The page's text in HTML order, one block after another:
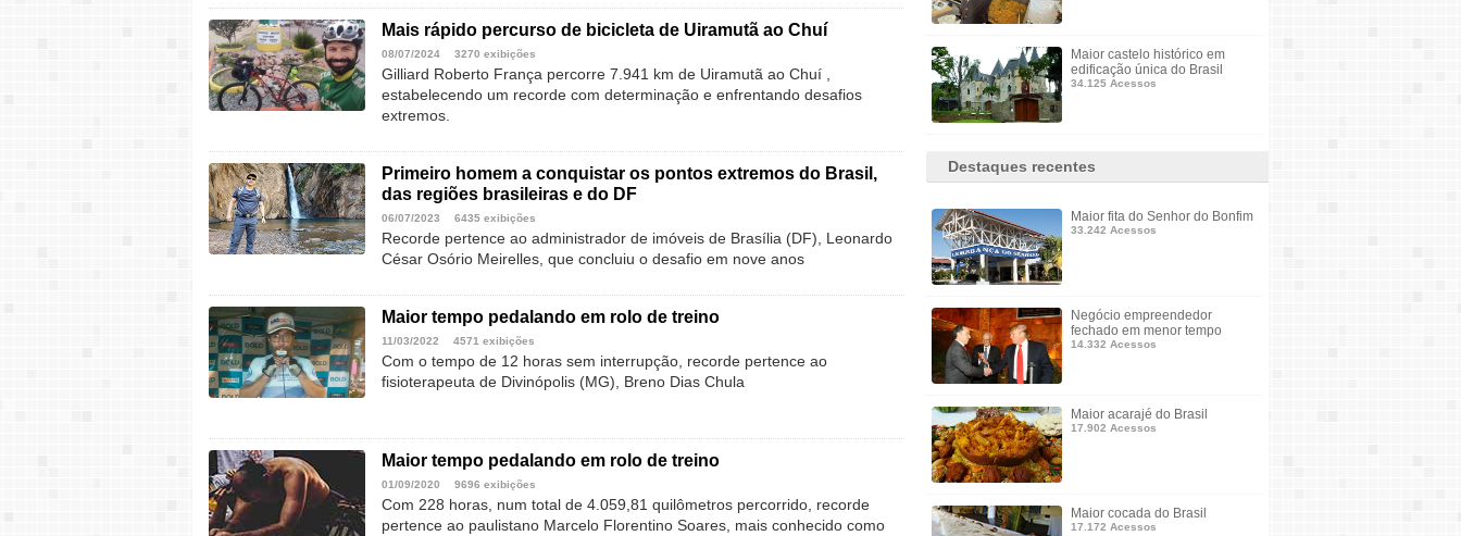
Mais rápido percurso de bicicleta de Uiramutã ao Chuí
08/07/2024 3270 exibições
Gilliard Roberto França percorre 7.941 km de Uiramutã ao Chuí ,
estabelecendo um recorde com determinação e enfrentando desafios
extremos.
Primeiro homem a conquistar os pontos extremos do Brasil,
das regiões brasileiras e do DF
06/07/2023 6435 exibições
Recorde pertence ao administrador de imóveis de Brasília (DF), Leonardo
César Osório Meirelles, que concluiu o desafio em nove anos
Maior tempo pedalando em rolo de treino
11/03/2022 4571 exibições
Com o tempo de 12 horas sem interrupção, recorde pertence ao
fisioterapeuta de Divinópolis (MG), Breno Dias Chula
Maior tempo pedalando em rolo de treino
01/09/2020 9696 exibições
Com 228 horas, num total de 4.059,81 quilômetros percorrido, recorde
pertence ao paulistano Marcelo Florentino Soares, mais conhecido como
Maior castelo histórico em
edificação única do Brasil
34.125 Acessos
Destaques recentes
Maior fita do Senhor do Bonfim
33.242 Acessos
Negócio empreendedor
fechado em menor tempo
14.332 Acessos
Maior acarajé do Brasil
17.902 Acessos
Maior cocada do Brasil
17.172 Acessos